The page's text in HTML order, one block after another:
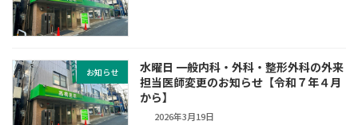
お知らせ
水曜日 一般内科・外科・整形外科の外来
担当医師変更のお知らせ【令和７年４月
から】
2026年3月19日